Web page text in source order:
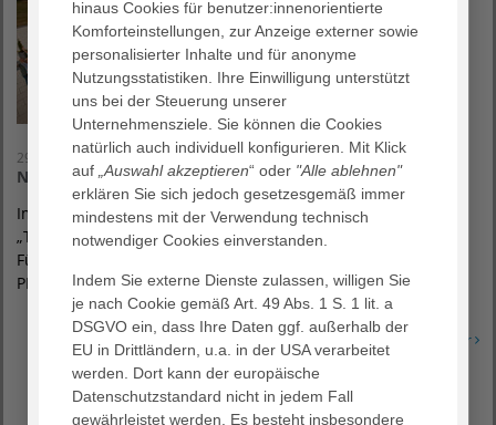
29. Juni 2022
Nord und Süd baut Netzwerk aus
Im AGAPLESION-Jubiläumsjahr und getreu dem Motto
„Transformation der Pflege“, fand die zukunftsorientierte
Führungskräftekonferenz von AGAPLESION WOHNEN &
PFLEGEN statt.
Erfahren Sie mehr
hinaus Cookies für benutzer:innenorientierte
Komforteinstellungen, zur Anzeige externer sowie
personalisierter Inhalte und für anonyme
Nutzungsstatistiken. Ihre Einwilligung unterstützt
uns bei der Steuerung unserer
Unternehmensziele. Sie können die Cookies
natürlich auch individuell konfigurieren. Mit Klick
auf „Auswahl akzeptieren“ oder "Alle ablehnen"
erklären Sie sich jedoch gesetzesgemäß immer
mindestens mit der Verwendung technisch
notwendiger Cookies einverstanden.
Indem Sie externe Dienste zulassen, willigen Sie
je nach Cookie gemäß Art. 49 Abs. 1 S. 1 lit. a
DSGVO ein, dass Ihre Daten ggf. außerhalb der
EU in Drittländern, u.a. in der USA verarbeitet
werden. Dort kann der europäische
Datenschutzstandard nicht in jedem Fall
gewährleistet werden. Es besteht insbesondere